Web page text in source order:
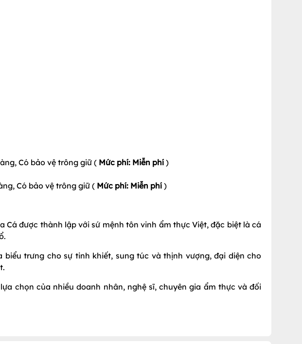
Có bảo vệ trông giữ ( Mức phí: Miễn phí)
Có bảo vệ trông giữ ( Mức phí: Miễn phí)
Cá được thành lập với sứ mệnh tôn vinh ẩm thực Việt, đặc biệt là cá
biểu trưng cho sự tinh khiết, sung túc và thịnh vượng, đại diện cho
chọn của nhiều doanh nhân, nghệ sĩ, chuyên gia ẩm thực và đối